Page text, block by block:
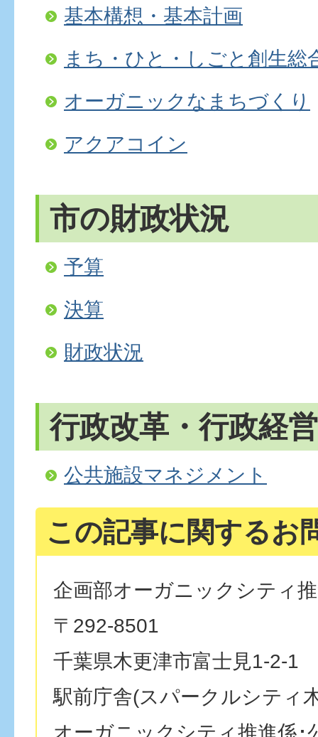
基本構想・基本計画
まち・ひと・しごと創生総
オーガニックなまちづくり
アクアコイン
市の財政状況
予算
決算
財政状況
行政改革・行政経営
公共施設マネジメント
この記事に関するお
企画部オーガニックシティ
〒292-8501
千葉県木更津市富士見1-2-1
駅前庁舎(スパークルシティ
オーガニックシティ推進係･